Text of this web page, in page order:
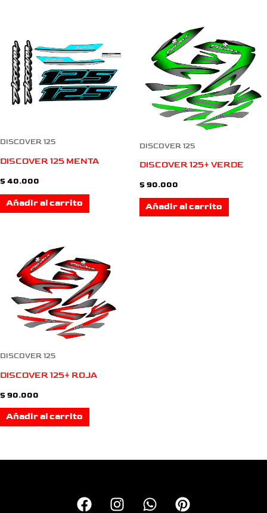
DISCOVER 125
DISCOVER 125 MENTA
$ 40.000
Añadir al carrito
DISCOVER 125
DISCOVER 125+ VERDE
$ 90.000
Añadir al carrito
DISCOVER 125
DISCOVER 125+ ROJA
$ 90.000
Añadir al carrito